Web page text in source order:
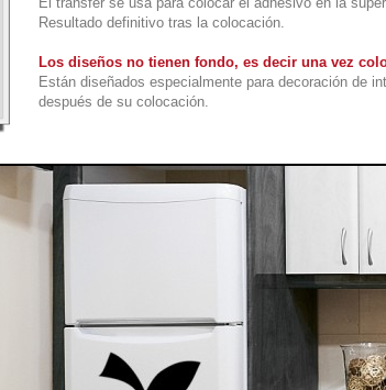
Resultado definitivo tras la colocación.
Los diseños no tienen fondo, es decir una vez
Están diseñados especialmente para decoración de
después de su colocación.